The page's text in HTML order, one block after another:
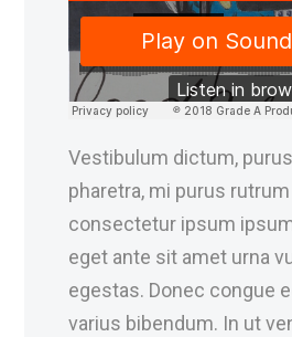
Vestibulum dictum,
pharetra, mi purus
consectetur ipsum
eget ante sit amet urna
egestas. Donec congue
varius bibendum. In ut